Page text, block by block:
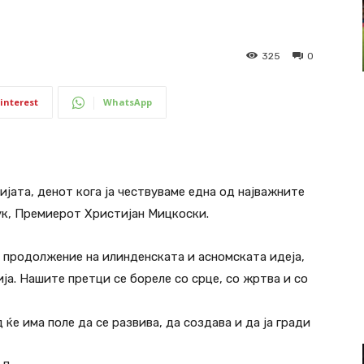
0
325
WhatsApp
денот кога ја чествуваме една од најважните
Премиерот Христијан Мицкоски.
на илинденската и асномската идеја,
Нашите претци се бореле со срце, со жртва и со
има поле да се развива, да создава и да ја гради